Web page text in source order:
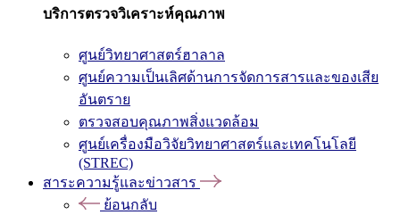
บริการตรวจวิเคราะห์คุณภาพ
ศูนย์วิทยาศาสตร์ฮาลาล
ศูนย์ความเป็นเลิศด้านการจัดการสารและของเสีย
อันตราย
ตรวจสอบคุณภาพสิ่งแวดล้อม
ศูนย์เครื่องมือวิจัยวิทยาศาสตร์และเทคโนโลยี
(STREC)
สาระความรู้และข่าวสาร
ย้อนกลับ